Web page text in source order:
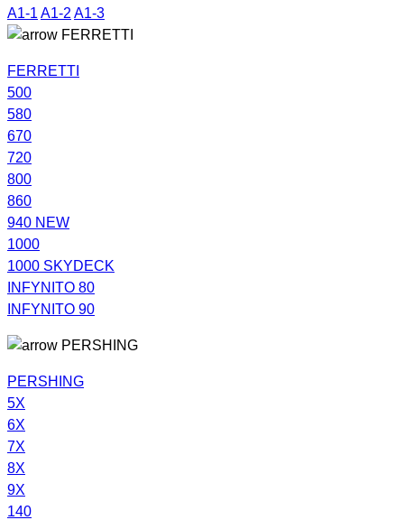
A1-1 A1-2 A1-3
FERRETTI
FERRETTI
500
580
670
720
800
860
940 NEW
1000
1000 SKYDECK
INFYNITO 80
INFYNITO 90
PERSHING
PERSHING
5X
6X
7X
8X
9X
140